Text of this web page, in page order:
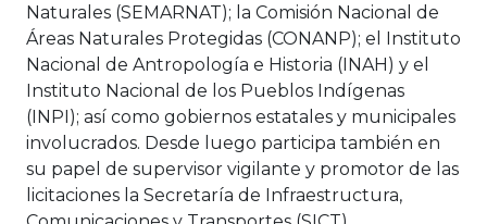
Naturales (SEMARNAT); la Comisión Nacional de
Áreas Naturales Protegidas (CONANP); el Instituto
Nacional de Antropología e Historia (INAH) y el
Instituto Nacional de los Pueblos Indígenas
(INPI); así como gobiernos estatales y municipales
involucrados. Desde luego participa también en
su papel de supervisor vigilante y promotor de las
licitaciones la Secretaría de Infraestructura,